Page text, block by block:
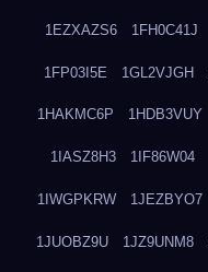
1EZXAZS6 1FH0C41J
1FP03I5E 1GL2VJGH
1HAKMC6P 1HDB3VUY
1IASZ8H3 1IF86W04
1IWGPKRW 1JEZBYO7
1JUOBZ9U 1JZ9UNM8